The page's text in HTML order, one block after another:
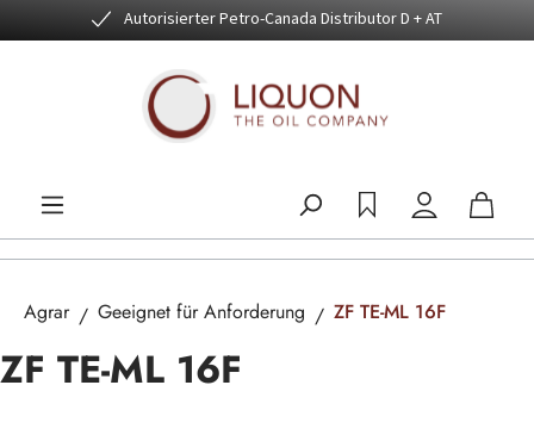
Zum Hauptinhalt springenAutorisierter Petro-Canada Distributor D + AT
Agrar Geeignet für Anforderung ZF TE-ML 16F
ZF TE-ML 16F